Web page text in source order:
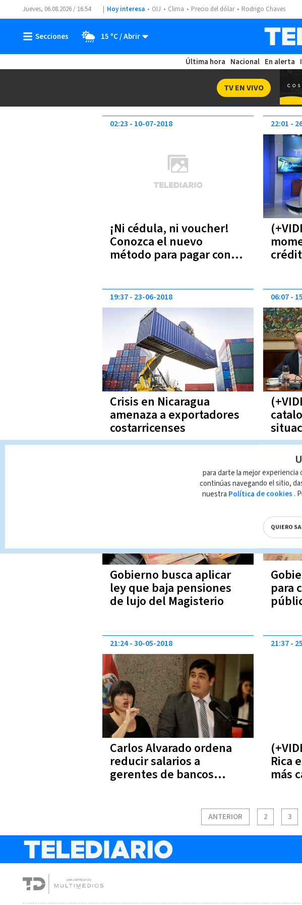
Jueves, 06.08.2026 / 16:54 Hoy interesa OIJ Clima Precio del dólar Rodrigo Chaves
15 ºC
Última hora Nacional En alerta
TV EN VIVO
¡Ni cédula, ni voucher!
Conozca el nuevo
método para pagar con
02:23 10-07-2018 22:01
Crisis en Nicaragua
amenaza a exportadores
costarricenses
19:37 23-06-2018 06:07
Gobierno busca aplicar
ley que baja pensiones
de lujo del Magisterio
para
16:26
Carlos Alvarado ordena
reducir salarios a
gerentes de bancos
21:24 30-05-2018
Rica
más
21:37
ANTERIOR 2 3
para darte la mejor
continúas navegando el sitio,
nuestra Política de cookies .
QUIERO